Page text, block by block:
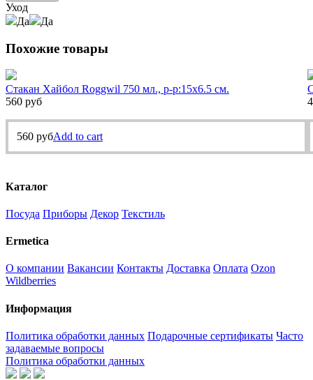
Уход
Да
Да
Похожие товары
Стакан Хайбол Roggwil 750 мл., р-р:15х6.5 см.
560 руб
560 рубAdd to cart
Каталог
Посуда Приборы Декор Текстиль
Ermetica
О компании Вакансии Контакты Доставка Оплата Ozon
Wildberries
Информация
Политика обработки данных Подарочные сертификаты Часто
задаваемые вопросы
Политика обработки данных